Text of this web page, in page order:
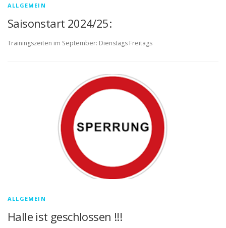
e
s
ALLGEMEIN
Saisonstart 2024/25:
Trainingszeiten im September: Dienstags Freitags
ALLGEMEIN
Halle ist geschlossen !!!